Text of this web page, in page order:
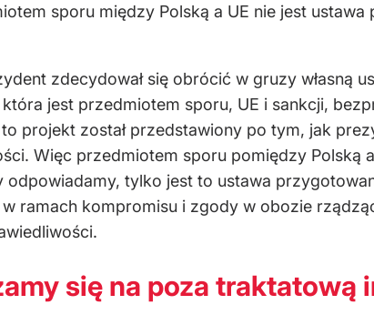
sporu między Polską a UE nie jest
zdecydował się obrócić w gruzy własną
jest przedmiotem sporu, UE i sankcji,
projekt został przedstawiony po tym, jak
Więc przedmiotem sporu pomiędzy Polską
odpowiadamy, tylko jest to ustawa
ramach kompromisu i zgody w obozie
się na poza traktatową